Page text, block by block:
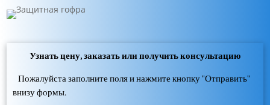
Узнать цену, заказать или получить консультацию
Пожалуйста заполните поля и нажмите кнопку "Отправить"
внизу формы.